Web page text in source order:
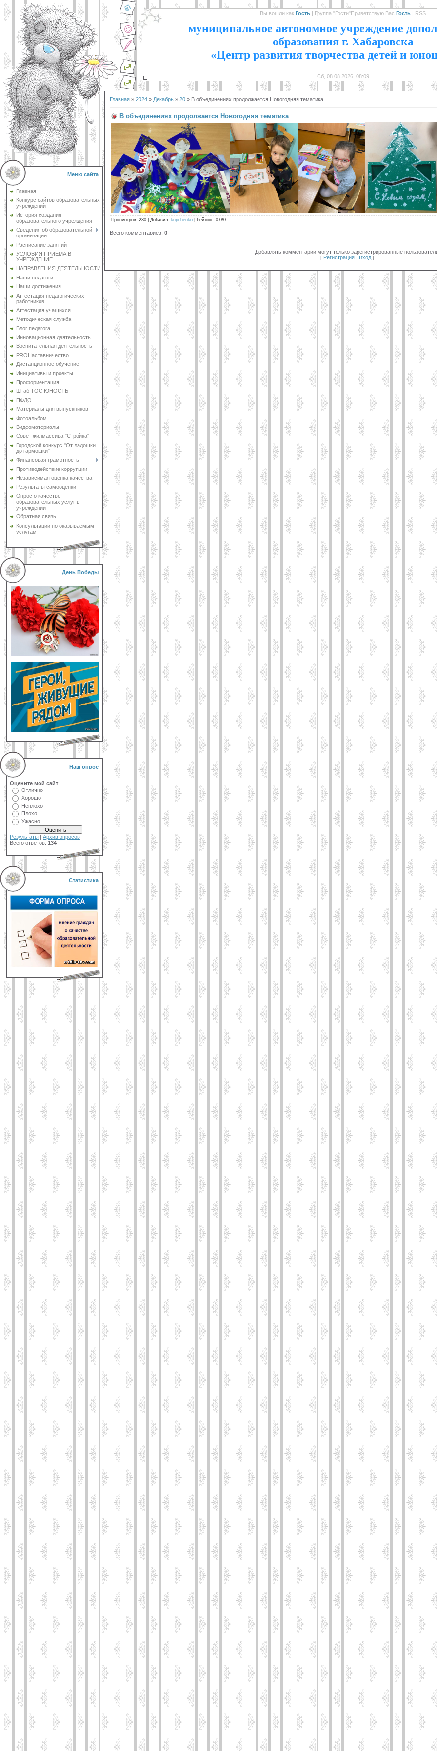
Меню сайта
Главная
Конкурс сайтов образовательных
учреждений
История создания
образовательного учреждения
Сведения об образовательной
организации
Расписание занятий
УСЛОВИЯ ПРИЕМА В
УЧРЕЖДЕНИЕ
НАПРАВЛЕНИЯ ДЕЯТЕЛЬНОСТИ
Наши педагоги
Наши достижения
Аттестация педагогических
работников
Аттестация учащихся
Методическая служба
Блог педагога
Инновационная деятельность
Воспитательная деятельность
PROНаставничество
Дистанционное обучение
Инициативы и проекты
Профориентация
Штаб ТОС ЮНОСТЬ
ПФДО
Материалы для выпускников
Фотоальбом
Видеоматериалы
Совет жилмассива "Стройка"
Городской конкурс "От ладошки
до гармошки"
Финансовая грамотность
Противодействие коррупции
Независимая оценка качества
Результаты самооценки
Опрос о качестве
образовательных услуг в
учреждении
Обратная связь
Консультации по оказываемым
услугам
День Победы
Наш опрос
Оцените мой сайт
Отлично
Хорошо
Неплохо
Плохо
Ужасно
Результаты | Архив опросов
Всего ответов: 134
Статистика
Вы вошли как Гость | Группа "Гости"Приветствую Вас Гость | RSS
муниципальное автономное учреждение
образования г. Хабаровска
«Центр развития творчества детей и
Сб, 08.08.2026, 08:09
Главная » 2024 » Декабрь » 20 » В объединениях продолжается Новогодняя тематика
В объединениях продолжается Новогодняя тематика
Просмотров: 230 Добавил: kupchenko Рейтинг: 0.0/0
Всего комментариев: 0
Добавлять комментарии могут только зарегистрированные
[ Регистрация | Вход ]